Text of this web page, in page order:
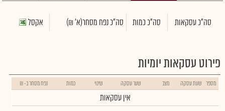
סה"כ עסקאות סה"כ כמות סה"כ נפח מסחר(א' ₪) אקסל
פירוט עסקאות יומיות
מספר שעת עסקה מצב שער עסקה שינוי כמות נפח מסחר ב- ₪
אין עסקאות